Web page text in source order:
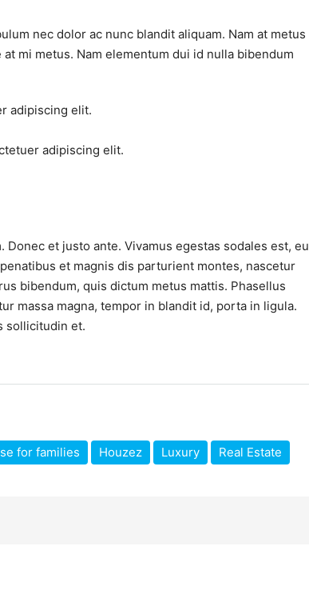
nec dolor ac nunc blandit aliquam. Nam at metus
mi metus. Nam elementum dui id nulla bibendum
adipiscing elit.
adipiscing elit.
et justo ante. Vivamus egestas sodales est, eu
et magnis dis parturient montes, nascetur
bibendum, quis dictum metus mattis. Phasellus
massa magna, tempor in blandit id, porta in ligula.
sollicitudin et.
for families Houzez Luxury Real Estate